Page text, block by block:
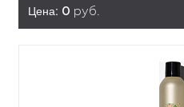
Цена: 0 руб.